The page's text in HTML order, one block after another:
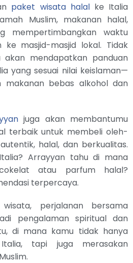
paket wisata halalke Italia
Muslim, makanan halal,
mempertimbangkan waktu
ke masjid-masjid lokal. Tidak
mendapatkan panduan
yang sesuai nilai keislaman—
makanan bebas alkohol dan
juga akan membantumu
terbaik untuk membeli oleh-
halal, dan berkualitas.
Arrayyan tahu di mana
atau parfum halal?
terpercaya.
perjalanan bersama
pengalaman spiritual dan
di mana kamu tidak hanya
tapi juga merasakan